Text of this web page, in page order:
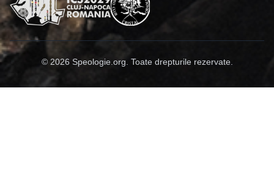
© 2026 Speologie.org. Toate drepturile rezervate.